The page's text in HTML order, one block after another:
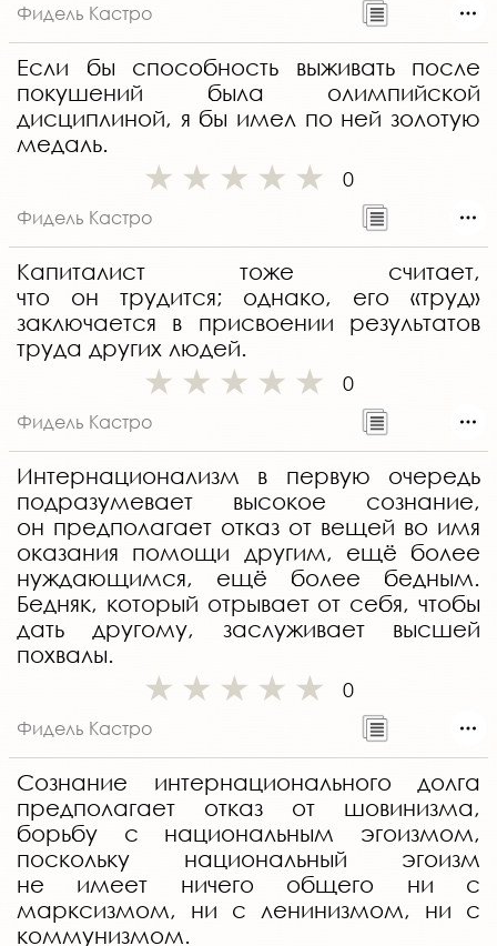
Фидель Кастро
Если бы способность выживать после
покушений была олимпийской
дисциплиной, я бы имел по ней золотую
медаль.
0
Фидель Кастро
Капиталист тоже считает,
что он трудится; однако, его «труд»
заключается в присвоении результатов
труда других людей.
0
Фидель Кастро
Интернационализм в первую очередь
подразумевает высокое сознание,
он предполагает отказ от вещей во имя
оказания помощи другим, ещё более
нуждающимся, ещё более бедным.
Бедняк, который отрывает от себя, чтобы
дать другому, заслуживает высшей
похвалы.
0
Фидель Кастро
Сознание интернационального долга
предполагает отказ от шовинизма,
борьбу с национальным эгоизмом,
поскольку национальный эгоизм
не имеет ничего общего ни с
марксизмом, ни с ленинизмом, ни с
коммунизмом.